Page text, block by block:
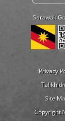
Sarawak
Privacy
Site
Copyright